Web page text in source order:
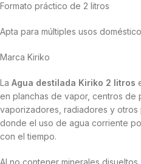
Formato práctico de 2 litros
Apta para múltiples usos
Marca Kiriko
La Agua destilada Kiriko 2 litros
en planchas de vapor, centros de
vaporizadores, radiadores y
donde el uso de agua corriente
con el tiempo.
Al no contener minerales